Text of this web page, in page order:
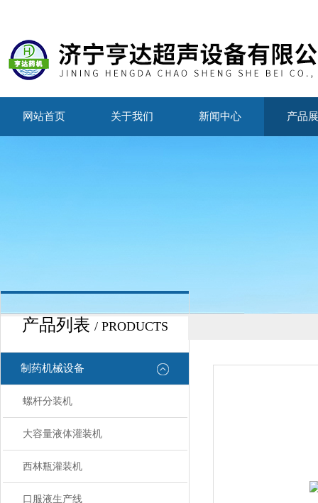
网站首页 关于我们 新闻中心 产品
产品列表 / PRODUCTS
制药机械设备
螺杆分装机
大容量液体灌装机
西林瓶灌装机
口服液生产线